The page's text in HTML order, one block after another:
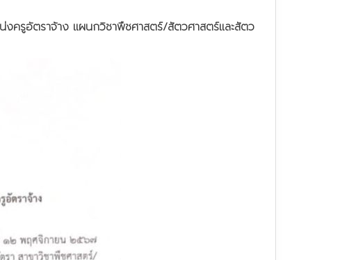
งครูอัตราจ้าง แผนกวิชาพืชศาสตร์/สัตวศาสตร์และสัตว